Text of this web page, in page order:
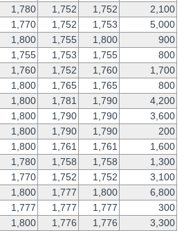
1,780 1,752 1,752
2,100
1,770 1,752 1,753
5,000
1,800 1,755 1,800
900
1,755 1,753 1,755
800
1,760 1,752 1,760
1,700
1,800 1,765 1,765
800
1,800 1,781 1,790
4,200
1,800 1,790 1,790
3,600
1,800 1,790 1,790
200
1,800 1,761 1,761
1,600
1,780 1,758 1,758
1,300
1,770 1,752 1,752
3,100
1,800 1,777 1,800
6,800
1,777 1,777 1,777
300
1,800 1,776 1,776
3,300